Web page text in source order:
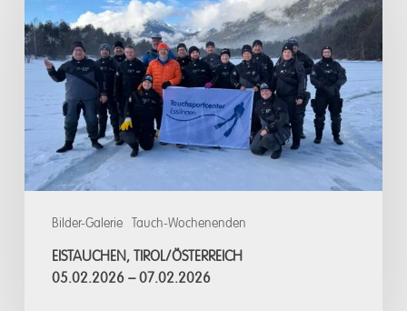
Bilder-Galerie Tauch-Wochenenden
Österreich
05.02.2026
07.02.2026
EISTAUCHEN, TIROL/ÖSTERREICH
05.02.2026 – 07.02.2026